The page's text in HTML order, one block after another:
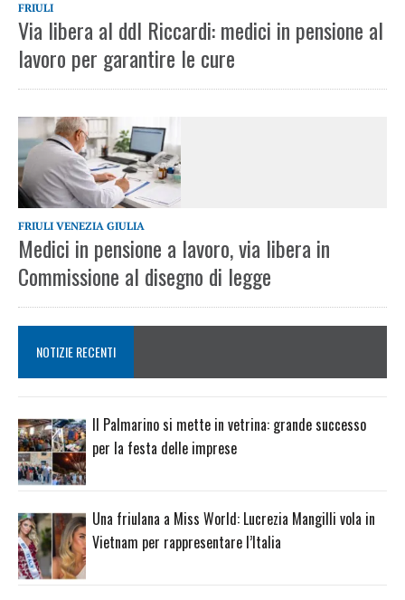
FRIULI
Via libera al ddl Riccardi: medici in pensione al
lavoro per garantire le cure
FRIULI VENEZIA GIULIA
Medici in pensione a lavoro, via libera in
Commissione al disegno di legge
NOTIZIE RECENTI
Il Palmarino si mette in vetrina: grande successo
per la festa delle imprese
Una friulana a Miss World: Lucrezia Mangilli vola in
Vietnam per rappresentare l’Italia